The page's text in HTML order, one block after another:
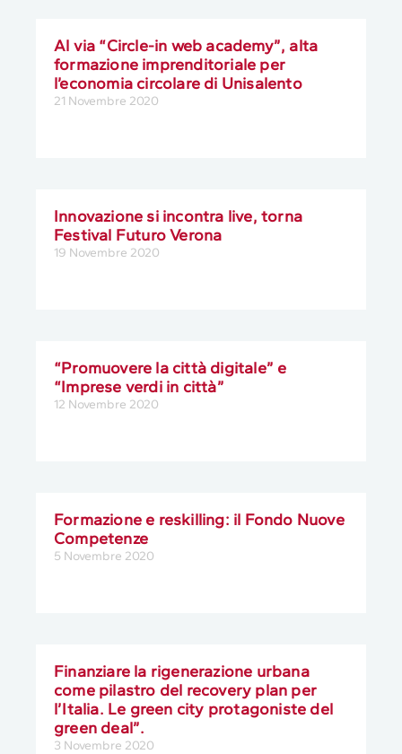
Al via “Circle-in web academy”, alta
formazione imprenditoriale per
l’economia circolare di Unisalento
21 Novembre 2020
Innovazione si incontra live, torna
Festival Futuro Verona
19 Novembre 2020
“Promuovere la città digitale” e
“Imprese verdi in città”
12 Novembre 2020
Formazione e reskilling: il Fondo Nuove
Competenze
5 Novembre 2020
Finanziare la rigenerazione urbana
come pilastro del recovery plan per
l’Italia. Le green city protagoniste del
green deal”.
3 Novembre 2020